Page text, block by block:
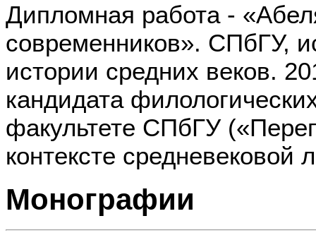
Дипломная работа -
современников». СПбГУ,
истории средних веков.
кандидата
факультете СПбГУ
контексте средневековой
Монографии